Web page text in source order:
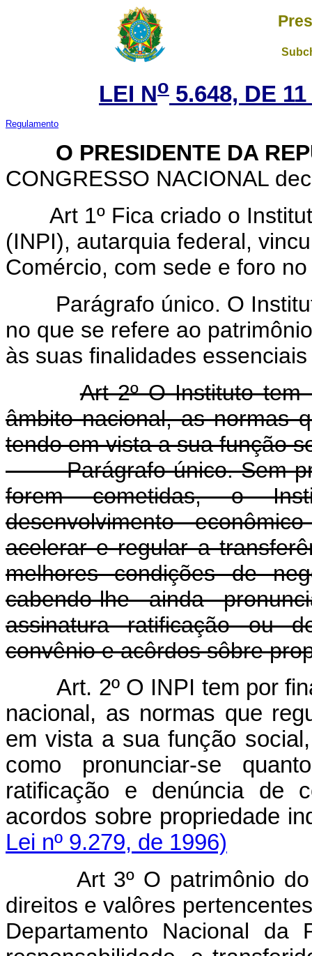
LEI No 5.648, DE
Regulamento
O PRESIDENTE DA
CONGRESSO NACIONAL
Art 1º Fica criado o
(INPI), autarquia federal,
Comércio, com sede e foro
Parágrafo único. O
no que se refere ao
às suas finalidades
Art 2º O Instituto tem
âmbito nacional, as normas
tendo em vista a sua função
Parágrafo único. Sem
forem cometidas, o
desenvolvimento
acelerar e regular a
melhores condições de
cabendo-lhe ainda
assinatura ratificação ou
convênio e acôrdos sôbre
Art. 2º O INPI tem por
nacional, as normas que
em vista a sua função
como pronunciar-se
ratificação e denúncia de
acordos sobre
Lei nº 9.279, de 1996)
Art 3º O patrimônio
direitos e valôres
Departamento Nacional da